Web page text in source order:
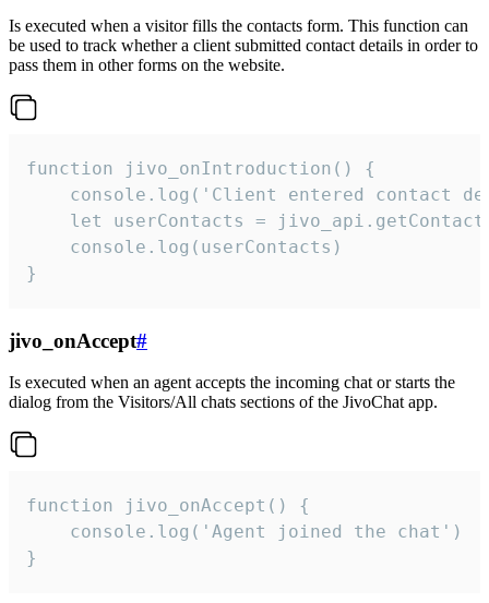
Is executed when a visitor fills the contacts form. This function can
be used to track whether a client submitted contact details in order to
pass them in other forms on the website.
function jivo_onIntroduction() {
console.log('Client entered contact
let userContacts =
    console.log(userContacts)
}
jivo_onAccept#
Is executed when an agent accepts the incoming chat or starts the
dialog from the Visitors/All chats sections of the JivoChat app.
function jivo_onAccept() {
}